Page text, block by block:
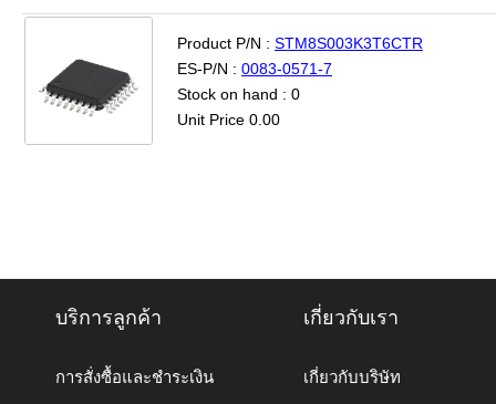
Product P/N : STM8S003K3T6CTR
ES-P/N : 0083-0571-7
Stock on hand : 0
Unit Price 0.00
บริการลูกค้า
การสั่งซื้อและชำระเงิน
เกี่ยวกับเรา
เกี่ยวกับบริษัท